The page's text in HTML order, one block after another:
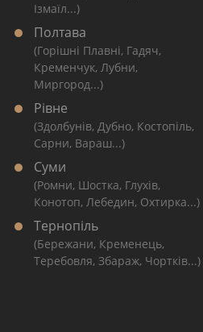
Ізмаїл...)
Полтава
(Горішні Плавні, Гадяч,
Кременчук, Лубни,
Миргород...)
Рівне
(Здолбунів, Дубно, Костопіль,
Сарни, Вараш...)
Суми
(Ромни, Шостка, Глухів,
Конотоп, Лебедин, Охтирка...)
Тернопіль
(Бережани, Кременець,
Теребовля, Збараж, Чортків...)